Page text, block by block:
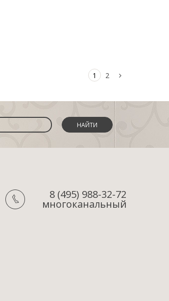
1 2
НАЙТИ
8 (495) 988-32-72
многоканальный